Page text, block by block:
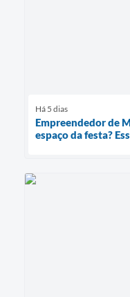
Há 5 dias
Empreendedor de
espaço da festa?